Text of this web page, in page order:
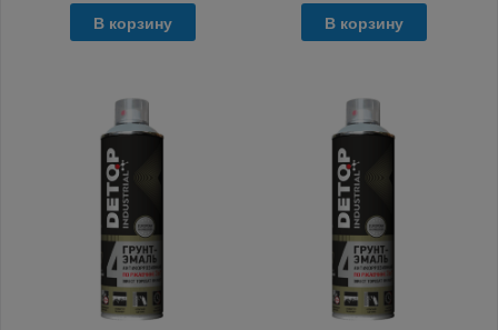
В корзину В корзину